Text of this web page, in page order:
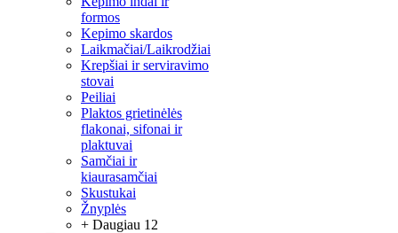
formos
Kepimo skardos
Laikmačiai/Laikrodžiai
Krepšiai ir serviravimo
stovai
Peiliai
Plaktos grietinėlės
flakonai, sifonai ir
plaktuvai
Samčiai ir
kiaurasamčiai
Skustukai
Žnyplės
+ Daugiau 12